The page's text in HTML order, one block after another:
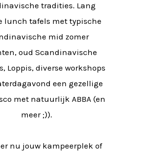
tradities. Lang
lunch tafels met typische
mid zomer
oud Scandinavische
Loppis, diverse workshops
een gezellige
met natuurlijk ABBA (en
meer ;)).
nu jouw kampeerplek of